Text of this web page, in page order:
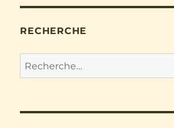
RECHERCHE
Recherche
pour :